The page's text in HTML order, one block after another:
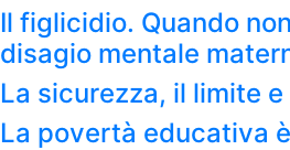
Il figlicidio. Quando
disagio mentale
La sicurezza, il limite
La povertà educativa